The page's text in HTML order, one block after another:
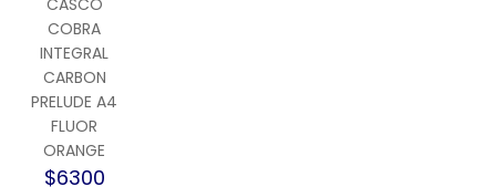
COBRA
INTEGRAL
CARBON
PRELUDE A4
FLUOR
ORANGE
$6300